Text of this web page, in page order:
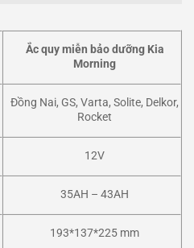
Ắc quymiễn bảo dưỡng Kia
Morning
Đồng Nai, GS, Varta, Solite, Delkor,
Rocket
12V
35AH – 43AH
193*137*225 mm